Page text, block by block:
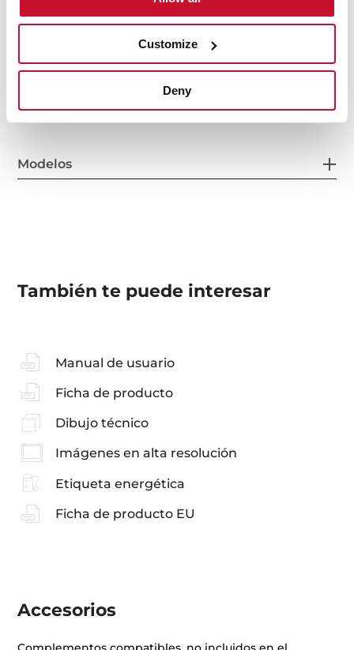
Customize
Deny
Modelos
También te puede interesar
Manual de usuario
Ficha de producto
Dibujo técnico
Imágenes en alta resolución
Etiqueta energética
Ficha de producto EU
Accesorios